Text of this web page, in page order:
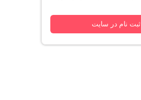
ثبت نام در سایت